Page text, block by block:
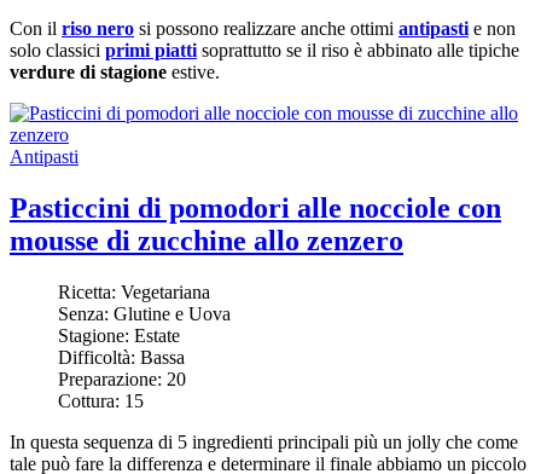
Con il riso nero si possono realizzare anche ottimi antipasti e non
solo classici primi piatti soprattutto se il riso è abbinato alle tipiche
verdure di stagione estive.
Antipasti
Pasticcini di pomodori alle nocciole con
mousse di zucchine allo zenzero
Ricetta: Vegetariana
Senza: Glutine e Uova
Stagione: Estate
Difficoltà: Bassa
Preparazione: 20
Cottura: 15
In questa sequenza di 5 ingredienti principali più un jolly che come
tale può fare la differenza e determinare il finale abbiamo un piccolo